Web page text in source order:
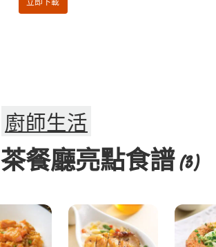
廚師生活
茶餐廳亮點食譜(3)